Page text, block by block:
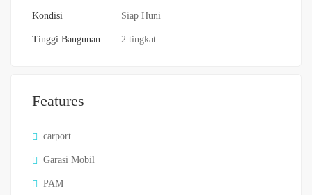
Kondisi Siap Huni
Tinggi Bangunan 2 tingkat
Features
carport
Garasi Mobil
PAM